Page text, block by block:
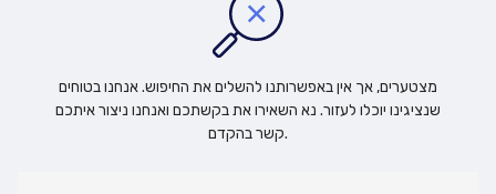
מצטערים, אך אין באפשרותנו להשלים את החיפוש. אנחנו בטוחים
שנציגינו יוכלו לעזור. נא השאירו את בקשתכם ואנחנו ניצור איתכם
קשר בהקדם.